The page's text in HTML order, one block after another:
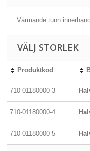
Värmande tunn
VÄLJ STORLEK
Produktkod
710-01180000-3
710-01180000-4
710-01180000-5